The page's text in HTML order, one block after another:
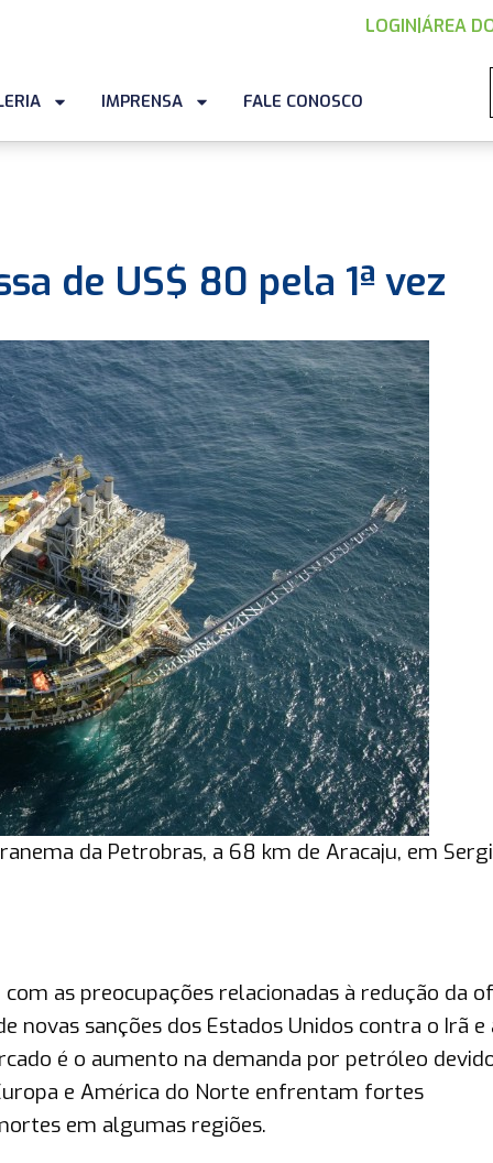
LOGIN |ÁREA
IMPRENSA FALE CONOSCO
de US$ 80 pela 1ª vez
da Petrobras, a 68 km de Aracaju, em
as preocupações relacionadas à redução da
novas sanções dos Estados Unidos contra o Irã e
é o aumento na demanda por petróleo
e América do Norte enfrentam fortes
em algumas regiões.